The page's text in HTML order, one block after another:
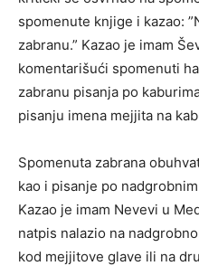
spomenute knjige i kazao:
zabranu.” Kazao je imam
komentarišući spomenuti
zabranu pisanja po
pisanju imena mejjita na
Spomenuta zabrana
kao i pisanje po
Kazao je imam Nevevi u
natpis nalazio na
kod mejjitove glave ili na